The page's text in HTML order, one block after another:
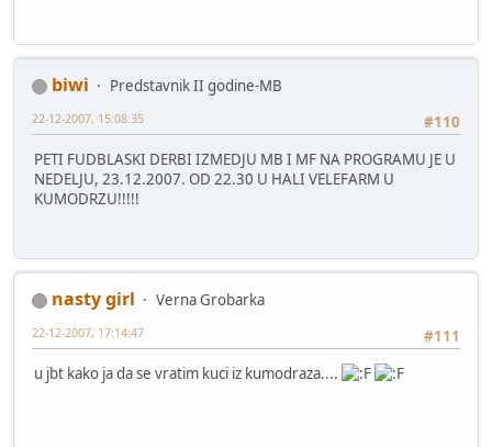
biwi
Predstavnik II godine-MB
#110
22-12-2007, 15:08:35
PETI FUDBLASKI DERBI IZMEDJU MB I MF NA PROGRAMU JE U
NEDELJU, 23.12.2007. OD 22.30 U HALI VELEFARM U
KUMODRZU!!!!!
nasty girl
Verna Grobarka
#111
22-12-2007, 17:14:47
u jbt kako ja da se vratim kuci iz kumodraza....